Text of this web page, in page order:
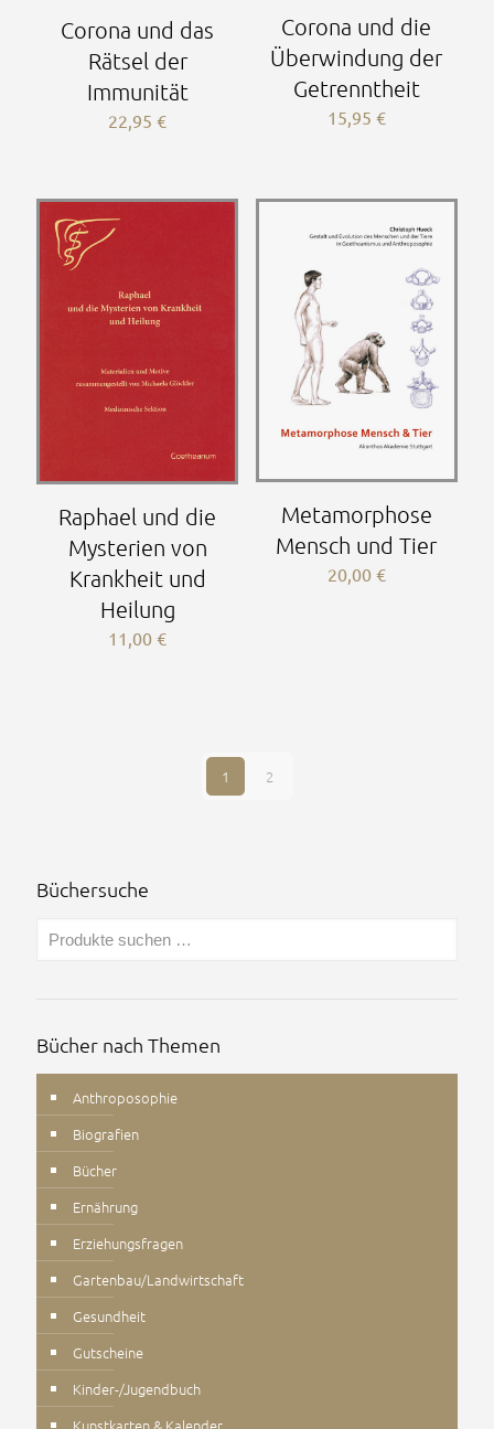
Corona und das
Rätsel der
Immunität
22,95€
Corona und die
Überwindung der
Getrenntheit
15,95 €
Raphael und die
Mysterien von
Krankheit und
Heilung
11,00€
Metamorphose
Mensch und Tier
20,00 €
1 2
Büchersuche
Bücher nach Themen
Anthroposophie
Biografien
Bücher
Ernährung
Erziehungsfragen
Gartenbau/Landwirtschaft
Gesundheit
Gutscheine
Kinder-/Jugendbuch